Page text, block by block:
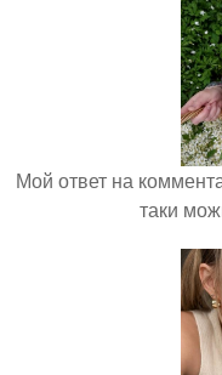
Мой ответ на
таки